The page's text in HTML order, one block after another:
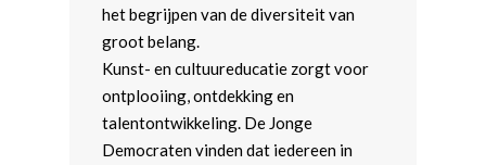
het begrijpen van de diversiteit van
groot belang.
Kunst- en cultuureducatie zorgt voor
ontplooiing, ontdekking en
talentontwikkeling. De Jonge
Democraten vinden dat iedereen in